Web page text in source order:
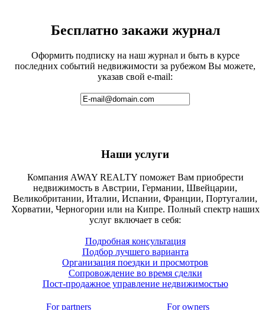
Бесплатно закажи журнал
Оформить подписку на наш журнал и быть в курсе
последних событий недвижимости за рубежом Вы можете,
указав свой e-mail:
Наши услуги
Компания AWAY REALTY поможет Вам приобрести
недвижимость в Австрии, Германии, Швейцарии,
Великобритании, Италии, Испании, Франции, Португалии,
Хорватии, Черногории или на Кипре. Полный спектр наших
услуг включает в себя:
Подробная консультация
Подбор лучшего варианта
Организация поездки и просмотров
Сопровождение во время сделки
Пост-продажное управление недвижимостью
For partners For owners